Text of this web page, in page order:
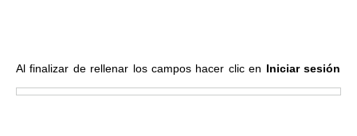
Al finalizar de rellenar los campos hacer clic en Iniciar sesión